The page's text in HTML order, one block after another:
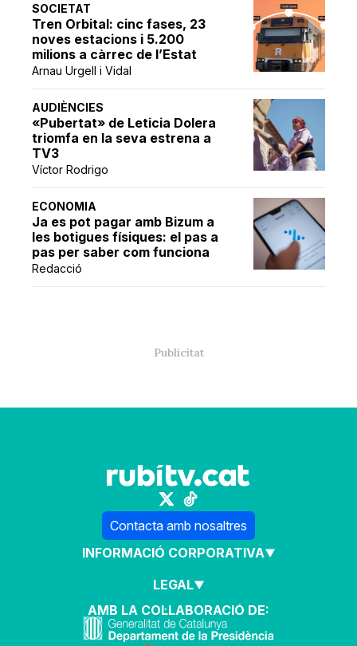
SOCIETAT
Tren Orbital: cinc fases, 23
noves estacions i 5.200
milions a càrrec de l’Estat
Arnau Urgell i Vidal
AUDIÈNCIES
«Pubertat» de Leticia Dolera
triomfa en la seva estrena a
TV3
Víctor Rodrigo
ECONOMIA
Ja es pot pagar amb Bizum a
les botigues físiques: el pas a
pas per saber com funciona
Redacció
Contacta amb nosaltres
INFORMACIÓ CORPORATIVA
LEGAL
AMB LA COL·LABORACIÓ DE: